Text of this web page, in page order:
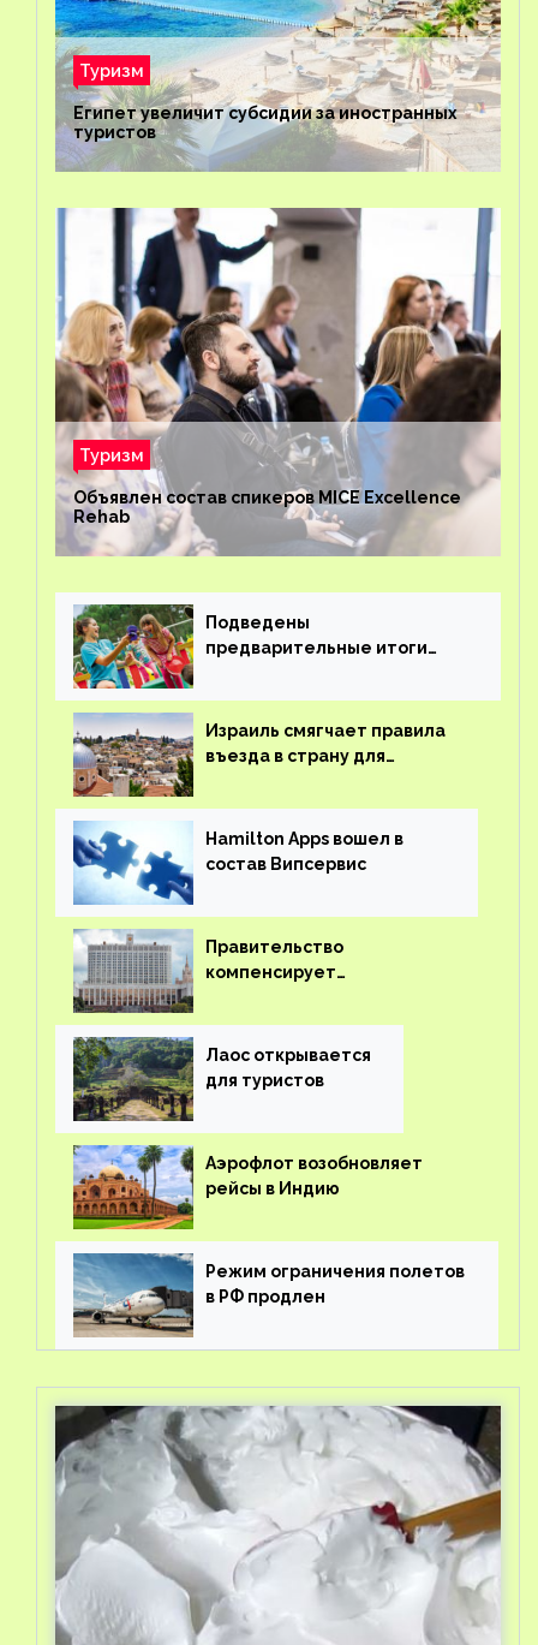
Туризм
Египет увеличит субсидии за иностранных
туристов
Туризм
Объявлен состав спикеров MICE Excellence
Rehab
Подведены
предварительные итоги
Израиль смягчает правила
въезда в страну для
Hamilton Apps вошел в
состав Випсервис
Правительство
компенсирует
вывоз россиян из-за рубежа
Лаос открывается
для туристов
Аэрофлот возобновляет
рейсы в Индию
Режим ограничения полетов
в РФ продлен